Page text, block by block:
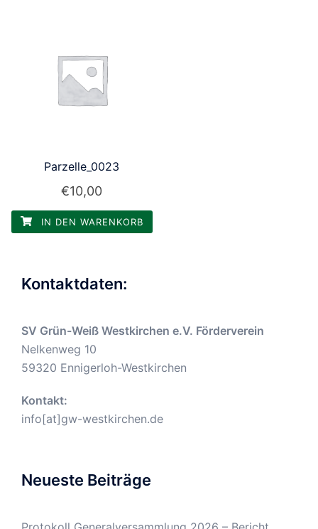
Parzelle_0023
€10,00
IN DEN WARENKORB
Kontaktdaten:
SV Grün-Weiß Westkirchen e.V. Förderverein
Nelkenweg 10
59320 Ennigerloh-Westkirchen
Kontakt:
info[at]gw-westkirchen.de
Neueste Beiträge